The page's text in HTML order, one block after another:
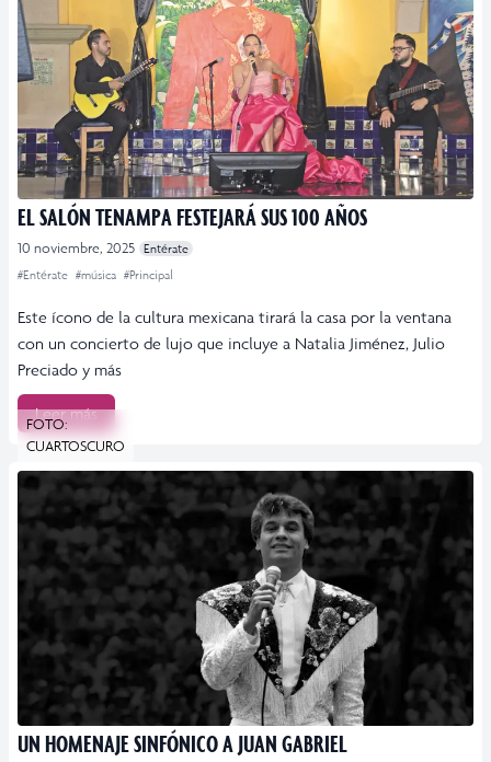
EL SALÓN TENAMPA FESTEJARÁ SUS 100 AÑOS
10 noviembre, 2025 Entérate
#Entérate #música #Principal
Este ícono de la cultura mexicana tirará la casa por la ventana
con un concierto de lujo que incluye a Natalia Jiménez, Julio
Preciado y más
Leer más
FOTO:
CUARTOSCURO
UN HOMENAJE SINFÓNICO A JUAN GABRIEL